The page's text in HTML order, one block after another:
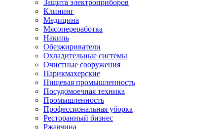
Защита электроприборов
Клининг
Медицина
Мясопереработка
Накипь
Обезжириватели
Охладительные системы
Очистные сооружения
Парикмахерские
Пищевая промышленность
Посудомоечная техника
Промышленность
Профессиональная уборка
Ресторанный бизнес
Ржавчина